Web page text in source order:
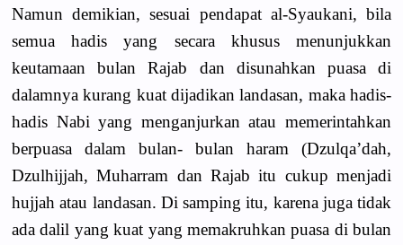
Namun demikian, sesuai pendapat al-Syaukani, bila
semua hadis yang secara khusus menunjukkan
keutamaan bulan Rajab dan disunahkan puasa di
dalamnya kurang kuat dijadikan landasan, maka hadis-
hadis Nabi yang menganjurkan atau memerintahkan
berpuasa dalam bulan- bulan haram (Dzulqa’dah,
Dzulhijjah, Muharram dan Rajab itu cukup menjadi
hujjah atau landasan. Di samping itu, karena juga tidak
ada dalil yang kuat yang memakruhkan puasa di bulan